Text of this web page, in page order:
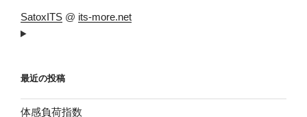
SatoxITS @ its-more.net
最近の投稿
体感負荷指数